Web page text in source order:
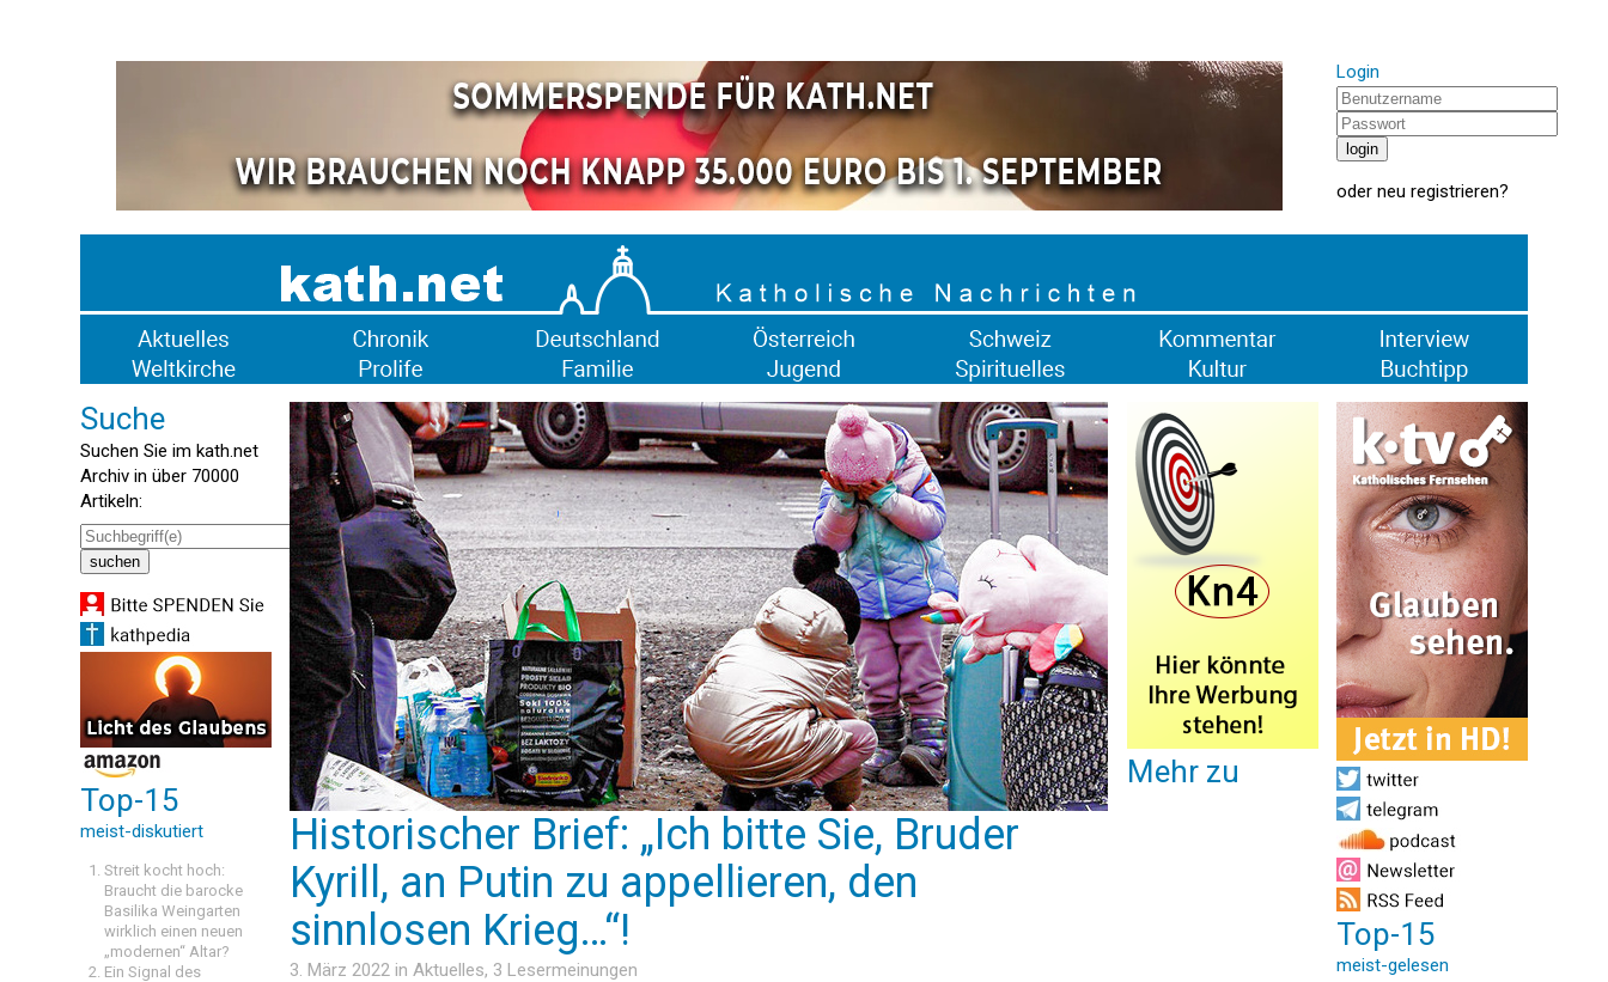
Login
oder neu registrieren?
Suche
Suchen Sie im kath.net
Archiv in über 70000
Artikeln:
Top-15
meist-diskutiert
Streit kocht hoch:
Braucht die barocke
Basilika Weingarten
wirklich einen neuen
„modernen“ Altar?
Ein Signal des
Historischer Brief: „Ich bitte Sie, Bruder
Kyrill, an Putin zu appellieren, den
sinnlosen Krieg…“!
3. März 2022 in Aktuelles, 3 Lesermeinungen
Mehr zu
Top-15
meist-gelesen